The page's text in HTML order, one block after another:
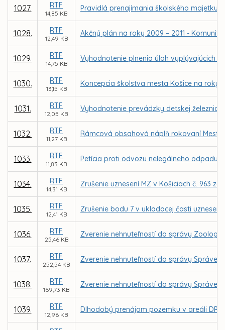
1027. RTF
14,85 KB
Pravidlá prenajímania školského majetku
1028. RTF
12,49 KB
Akčný plán na roky 2009 – 2011 -
1029. RTF
14,75 KB
Vyhodnotenie plnenia úloh vyplývajúcich
1030. RTF
13,15 KB
Koncepcia školstva mesta Košice na roky
1031. RTF
12,05 KB
Vyhodnotenie prevádzky detskej železnice
1032. RTF
11,27 KB
Rámcová obsahová náplň rokovaní
1033. RTF
11,83 KB
Petícia proti odvozu nelegálneho odpadu z
1034. RTF
14,31 KB
Zrušenie uznesení MZ v Košiciach č. 963
1035. RTF
12,41 KB
Zrušenie bodu 7 v ukladacej časti
1036. RTF
25,46 KB
Zverenie nehnuteľností do správy
1037. RTF
252,54 KB
Zverenie nehnuteľností do správy Správe
1038. RTF
169,73 KB
Zverenie nehnuteľností do správy Správe
1039. RTF
12,96 KB
Dlhodobý prenájom pozemku v areáli